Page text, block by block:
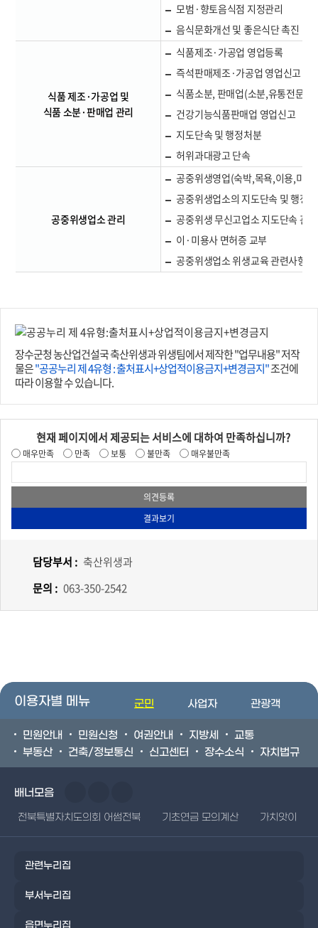
모범·향토음식점 지정관리
음식문화개선 및 좋은식단 촉진
식품 제조·가공업 및
식품 소분·판매업 관리
식품제조·가공업 영업등록
즉석판매제조·가공업 영업신고
식품소분, 판매업(소분,유통전문,
건강기능식품판매업 영업신고
지도단속 및 행정처분
허위과대광고 단속
공중위생업소 관리
공중위생영업(숙박,목욕,이용,미
공중위생업소의 지도단속 및 행정
공중위생 무신고업소 지도단속 관리
이·미용사 면허증 교부
공중위생업소 위생교육 관련사항
장수군청 농산업건설국 축산위생과 위생팀에서 제작한 "업무내용" 저작
물은"공공누리 제 4유형 : 출처표시+상업적이용금지+변경금지"조건에
따라 이용할 수 있습니다.
현재 페이지에서 제공되는 서비스에 대하여 만족하십니까?
매우만족 만족 보통 불만족 매우불만족
담당부서 : 축산위생과
문의 : 063-350-2542
이용자별 메뉴 군민 사업자 관광객
민원안내 민원신청 여권안내 지방세
교통
부동산
건축/정보통신 신고센터 장수소식 자치법규
배너모음
전북특별자치도의회 어썸전북 기초연금 모의계산 가치앗이
관련누리집
부서누리집
읍면누리집